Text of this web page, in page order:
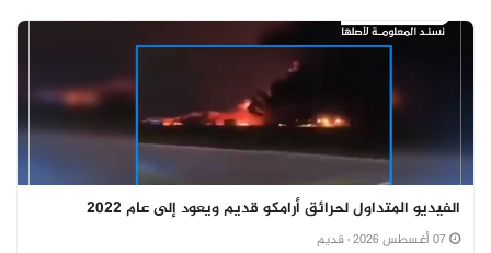
الفيديو المتداول لحرائق أرامكو قديم ويعود إلى عام 2022
· قديم